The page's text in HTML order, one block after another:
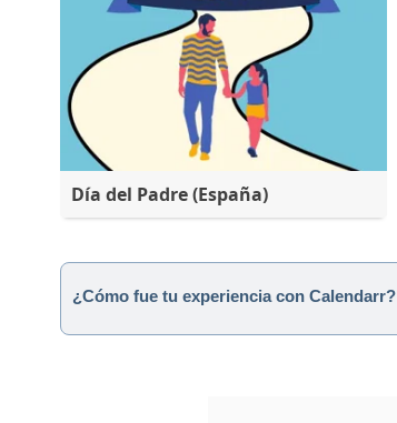
Día del Padre (España)
¿Cómo fue tu experiencia con Calendarr?